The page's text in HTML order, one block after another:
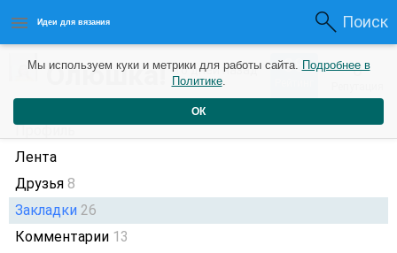
Идеи для вязания Поиск
Олюшка!10 дней назад 38 0
Профиль
Лента
Друзья 8
Закладки 26
Комментарии 13
Мы используем куки и метрики для работы сайта. Подробнее в
Политике.
ОК